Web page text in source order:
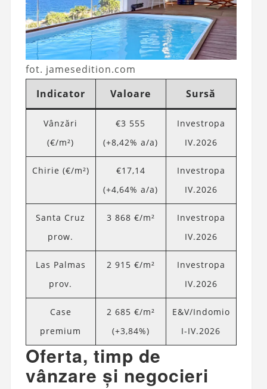
fot. jamesedition.com
Indicator
Valoare Sursă
Vânzări
(€/m²)
€3 555
(+8,42% a/a)
Investropa
IV.2026
Chirie (€/m²)
€17,14
(+4,64% a/a)
Investropa
IV.2026
Santa Cruz
prow.
3 868 €/m²
Investropa
IV.2026
Las Palmas
prov.
2 915 €/m²
Investropa
IV.2026
Case
premium
2 685 €/m²
(+3,84%)
E&V/Indomio
I-IV.2026
Oferta, timp de
vânzare și negocieri